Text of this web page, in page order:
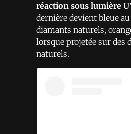
réaction sous lumière
dernière devient bleue
diamants naturels,
lorsque projetée sur des
naturels.